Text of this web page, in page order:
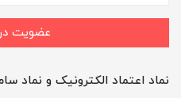
عضویت
نماد اعتماد الکترونیک و نماد